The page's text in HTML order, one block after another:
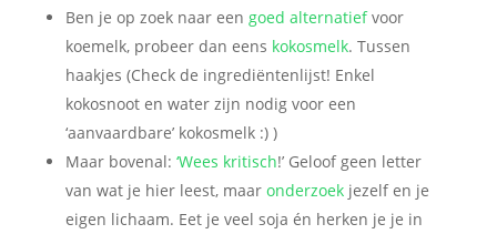
Ben je op zoek naar een goed alternatiefvoor
koemelk, probeer dan eens kokosmelk. Tussen
haakjes (Check de ingrediëntenlijst! Enkel
kokosnoot en water zijn nodig voor een
‘aanvaardbare’ kokosmelk :) )
Maar bovenal: ‘Wees kritisch!’ Geloof geen letter
van wat je hier leest, maar onderzoekjezelf en je
eigen lichaam. Eet je veel soja én herken je je in